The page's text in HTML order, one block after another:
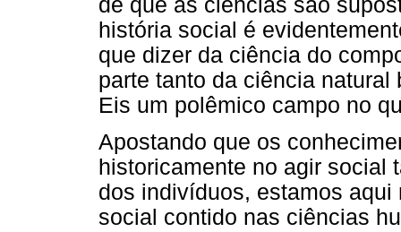
de que as ciências são
história social é
que dizer da ciência do
parte tanto da ciência
Eis um polêmico campo no
Apostando que os
historicamente no agir social
dos indivíduos, estamos
social contido nas ciências